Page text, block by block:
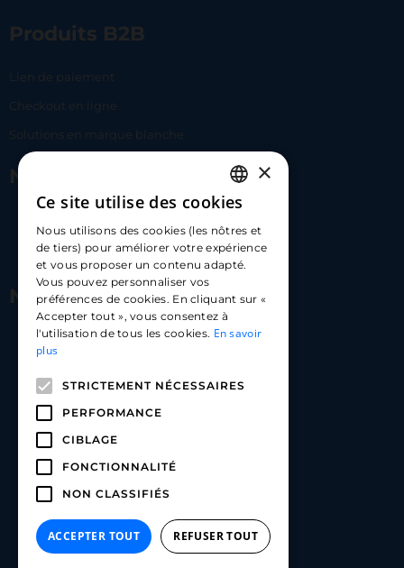
Produits B2B
Lien de paiement
Checkout en ligne
Solutions en marque blanche
Nous contacter
hello@carloapp.com
Nous suivre
Carlo App | Instagram
Carlo App | Linkedin
FRENCH
ENGLISH
SPANISH
×
Ce site utilise des cookies
Nous utilisons des cookies (les nôtres et
de tiers) pour améliorer votre expérience
et vous proposer un contenu adapté.
Vous pouvez personnaliser vos
préférences de cookies. En cliquant sur «
Accepter tout », vous consentez à
l'utilisation de tous les cookies. En savoir
plus
STRICTEMENT NÉCESSAIRES
PERFORMANCE
CIBLAGE
FONCTIONNALITÉ
NON CLASSIFIÉS
ACCEPTER TOUT REFUSER TOUT